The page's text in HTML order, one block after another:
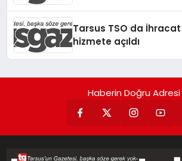
Tarsus TSO da
hizmete açıldı
Haberin Doğru Adresi